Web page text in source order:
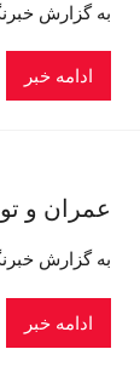
به گزارش
ادامه خبر
عمران و
به گزارش
ادامه خبر